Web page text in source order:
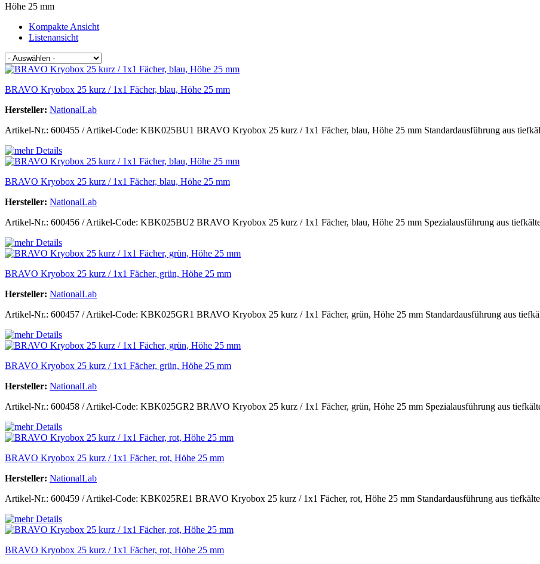
Höhe 25 mm
Kompakte Ansicht
Listenansicht
BRAVO Kryobox 25 kurz / 1x1 Fächer, blau, Höhe 25 mm
Hersteller: NationalLab
Artikel-Nr.: 600455 / Artikel-Code: KBK025BU1 BRAVO Kryobox 25 kurz / 1x1 Fächer, blau, Höhe 25 mm Standardausführung aus
BRAVO Kryobox 25 kurz / 1x1 Fächer, blau, Höhe 25 mm
Hersteller: NationalLab
Artikel-Nr.: 600456 / Artikel-Code: KBK025BU2 BRAVO Kryobox 25 kurz / 1x1 Fächer, blau, Höhe 25 mm Spezialausführung aus
BRAVO Kryobox 25 kurz / 1x1 Fächer, grün, Höhe 25 mm
Hersteller: NationalLab
Artikel-Nr.: 600457 / Artikel-Code: KBK025GR1 BRAVO Kryobox 25 kurz / 1x1 Fächer, grün, Höhe 25 mm Standardausführung aus
BRAVO Kryobox 25 kurz / 1x1 Fächer, grün, Höhe 25 mm
Hersteller: NationalLab
Artikel-Nr.: 600458 / Artikel-Code: KBK025GR2 BRAVO Kryobox 25 kurz / 1x1 Fächer, grün, Höhe 25 mm Spezialausführung aus
BRAVO Kryobox 25 kurz / 1x1 Fächer, rot, Höhe 25 mm
Hersteller: NationalLab
Artikel-Nr.: 600459 / Artikel-Code: KBK025RE1 BRAVO Kryobox 25 kurz / 1x1 Fächer, rot, Höhe 25 mm Standardausführung aus
BRAVO Kryobox 25 kurz / 1x1 Fächer, rot, Höhe 25 mm